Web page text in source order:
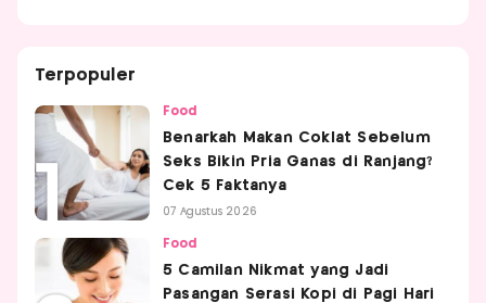
Terpopuler
Food
Benarkah Makan Coklat Sebelum
Seks Bikin Pria Ganas di Ranjang?
Cek 5 Faktanya
07 Agustus 2026
Food
5 Camilan Nikmat yang Jadi
Pasangan Serasi Kopi di Pagi Hari